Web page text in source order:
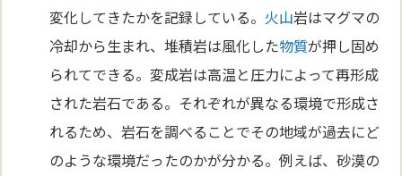
変化してきたかを記録している。 火山岩はマグマの
冷却から生まれ、堆積岩は風化した物質が押し固め
られてできる。変成岩は高温と圧力によって再形成
された岩石である。それぞれが異なる環境で形成さ
れるため、岩石を調べることでその地域が過去にど
のような環境だったのかが分かる。例えば、砂漠の